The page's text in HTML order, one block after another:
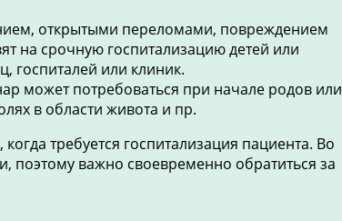
открытыми переломами, повреждением
на срочную госпитализацию детей или
госпиталей или клиник.
может потребоваться при начале родов или
в области живота и пр.
требуется госпитализация пациента. Во
поэтому важно своевременно обратиться за